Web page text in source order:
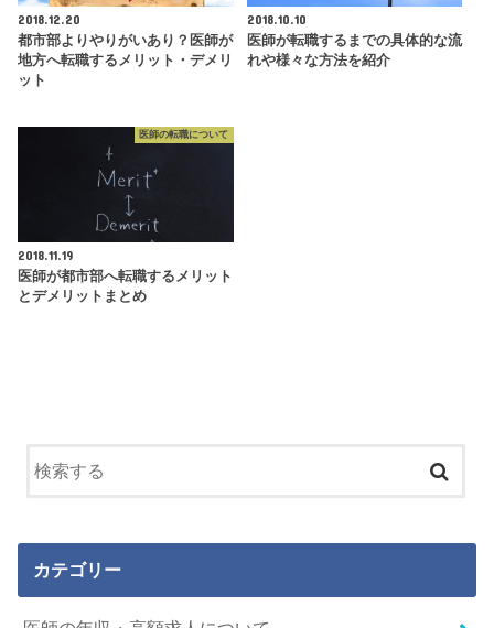
2018.12.20
都市部よりやりがいあり？医師が
地方へ転職するメリット・デメリ
ット
2018.10.10
医師が転職するまでの具体的な流
れや様々な方法を紹介
医師の転職について
2018.11.19
医師が都市部へ転職するメリット
とデメリットまとめ
カテゴリー